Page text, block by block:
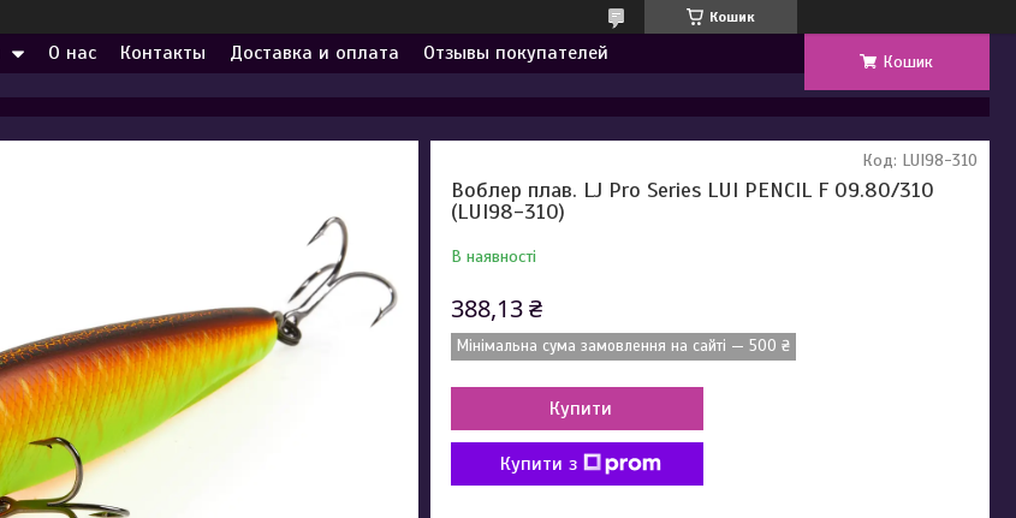
Кошик
О нас Контакты Доставка и оплата Отзывы покупателей Кошик
Воблер плав. LJ Pro Series LUI PENCIL F 09.80/310
(LUI98-310)
В наявності
Код: LUI98-310
388,13 ₴
Мінімальна сума замовлення на сайті — 500 ₴
Купити
Купити з